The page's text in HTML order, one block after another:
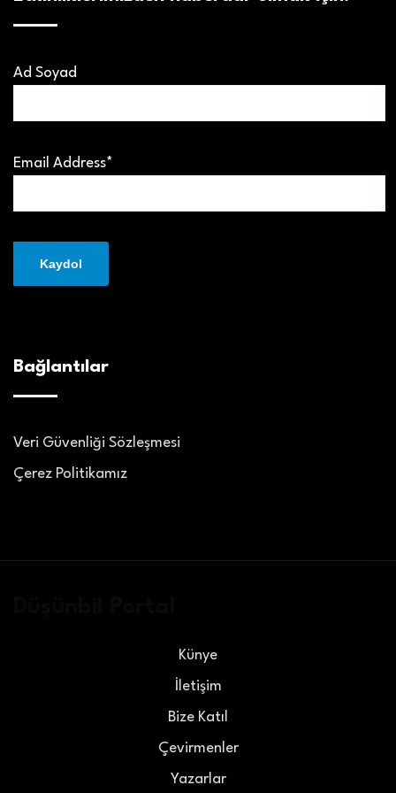
Ad Soyad
Email Address*
Bağlantılar
Veri Güvenliği Sözleşmesi
Çerez Politikamız
Künye
İletişim
Bize Katıl
Çevirmenler
Yazarlar